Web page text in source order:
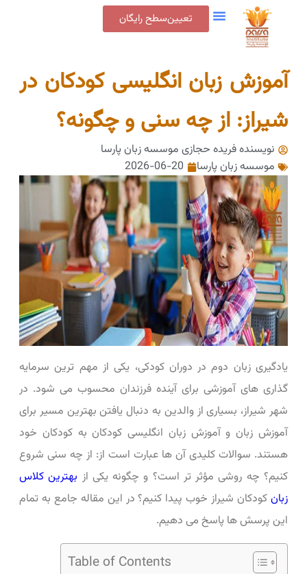
تعیین‌سطح رایگان
آموزش زبان انگلیسی کودکان در
شیراز: از چه سنی و چگونه؟
نویسنده فریده حجازی موسسه زبان پارسا
موسسه زبان پارسا
2026-06-20
یادگیری زبان دوم در دوران کودکی، یکی از مهم ‌ترین سرمایه
‌گذاری‌ های آموزشی برای آینده فرزندان محسوب می ‌شود. در
شهر شیراز، بسیاری از والدین به دنبال یافتن بهترین مسیر برای
آموزش زبان و آموزش زبان انگلیسی کودکان به کودکان خود
هستند. سوالات کلیدی آن ‌ها عبارت است از: از چه سنی شروع
کنیم؟ چه روشی مؤثر تر است؟ و چگونه یکی از بهترین کلاس
زبان کودکان شیراز خوب پیدا کنیم؟ در این مقاله جامع به تمام
این پرسش ‌ها پاسخ می‌ دهیم.
Table of Contents